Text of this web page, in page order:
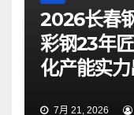
2026长春
彩钢23年
化产能实
7月 21, 2026